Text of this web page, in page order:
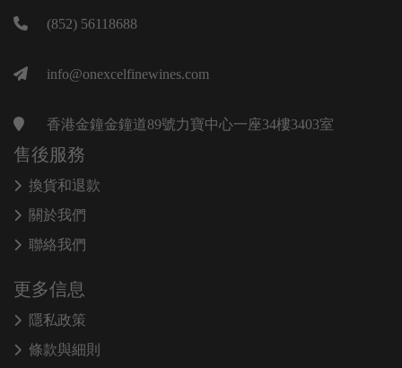
(852) 56118688
info@onexcelfinewines.com
香港金鐘金鐘道89號力寶中心一座34樓3403室
售後服務
換貨和退款
關於我們
聯絡我們
更多信息
隱私政策
條款與細則